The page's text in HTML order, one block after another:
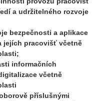
a udržitelného rozvoje
bezpečnosti a aplikace
jejích pracovišť včetně
informačních
včetně
příslušnými